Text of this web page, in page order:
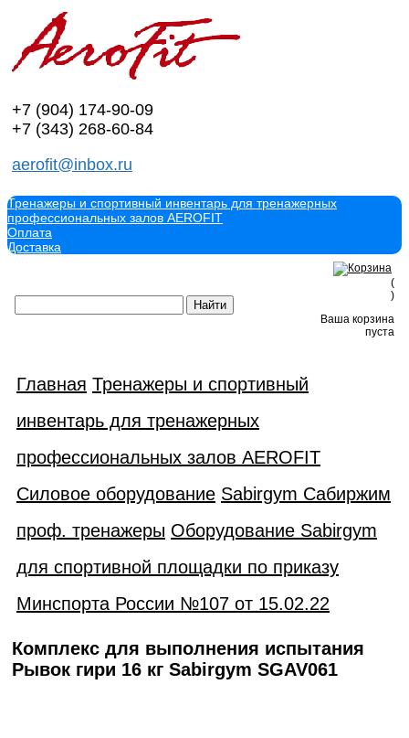
+7 (904) 174-90-09
+7 (343) 268-60-84
aerofit@inbox.ru
Тренажеры и спортивный инвентарь для тренажерных
профессиональных залов AEROFIT
Оплата
Доставка
(
)
Ваша корзина
пуста
Главная Тренажеры и спортивный
инвентарь для тренажерных
профессиональных залов AEROFIT
Силовое оборудование Sabirgym Сабиржим
проф. тренажеры Оборудование Sabirgym
для спортивной площадки по приказу
Минспорта России №107 от 15.02.22
Комплекс для выполнения испытания
Рывок гири 16 кг Sabirgym SGAV061